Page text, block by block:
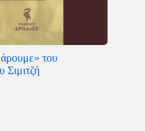
του
Σιμιτζή